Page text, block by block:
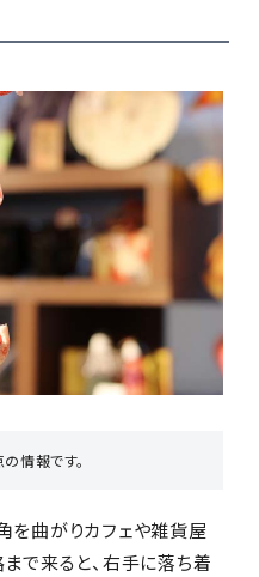
情報です。
を曲がりカフェや雑貨屋
で来ると、右手に落ち着